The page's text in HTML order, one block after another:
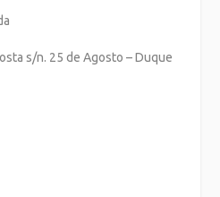
s/n. 25 de Agosto – Duque